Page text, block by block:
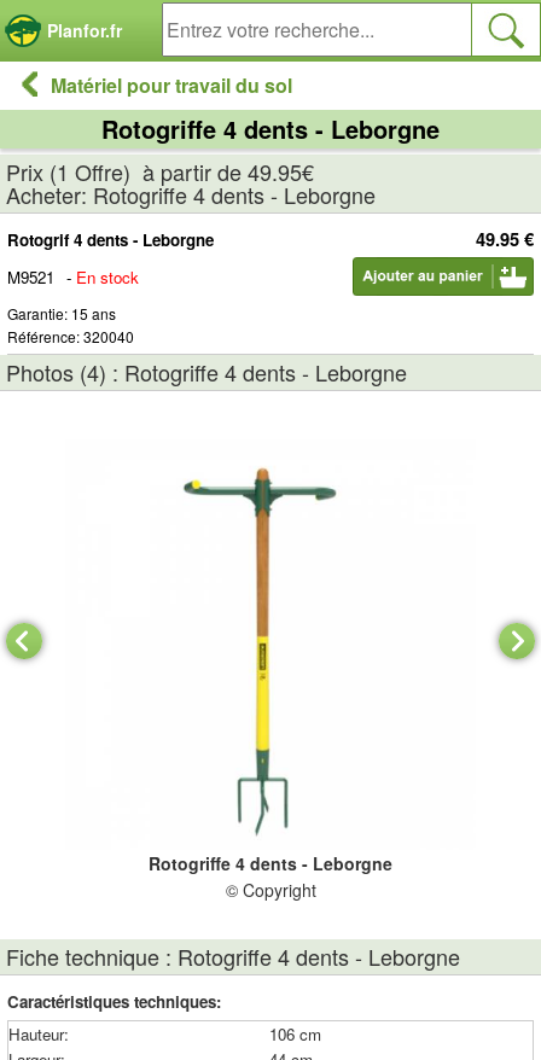
Planfor.fr
Matériel pour travail du sol
Rotogriffe 4 dents - Leborgne
Prix (1 Offre) à partir de 49.95€
Acheter: Rotogriffe 4 dents - Leborgne
49.95 €
Rotogrif 4 dents - Leborgne
M9521
- En stock
Garantie: 15 ans
Référence: 320040
Photos (4) : Rotogriffe 4 dents - Leborgne
Rotogriffe 4 dents - Leborgne
© Copyright
Fiche technique : Rotogriffe 4 dents - Leborgne
Caractéristiques techniques:
Hauteur:
106 cm
Panneau de gestion des cookies